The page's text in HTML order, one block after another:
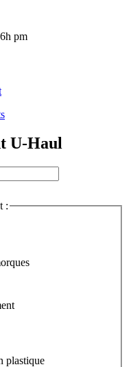
pm
U-Haul
:
plastique